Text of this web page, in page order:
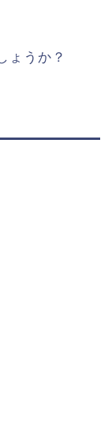
ょうか？